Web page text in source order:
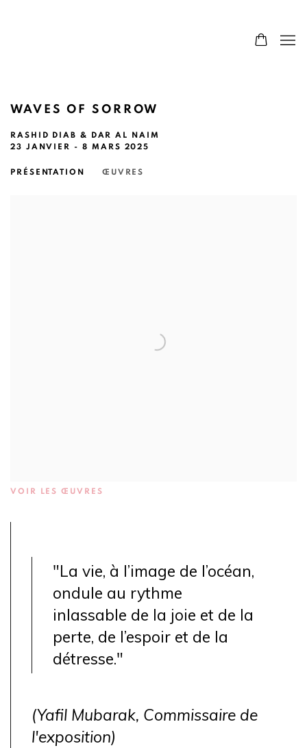
WAVES OF SORROW
RASHID DIAB & DAR AL NAIM
23 JANVIER - 8 MARS 2025
PRÉSENTATION ŒUVRES
VOIR LES ŒUVRES
"La vie, à l’image de l’océan,
ondule au rythme
inlassable de la joie et de la
perte, de l’espoir et de la
détresse."
(Yafil Mubarak, Commissaire de
l'exposition)